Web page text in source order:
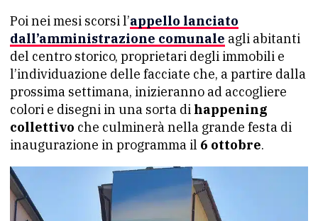
Poi nei mesi scorsi l’appello lanciato
dall’amministrazione comunale agli abitanti
del centro storico, proprietari degli immobili e
l’individuazione delle facciate che, a partire dalla
prossima settimana, inizieranno ad accogliere
colori e disegni in una sorta di happening
collettivo che culminerà nella grande festa di
inaugurazione in programma il 6 ottobre.